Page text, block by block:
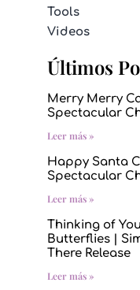
Tools
Videos
Últimos
Merry Merry
Spectacular
Leer más »
Happy Santa
Spectacular
Leer más »
Thinking of
Butterflies |
There Release
Leer más »